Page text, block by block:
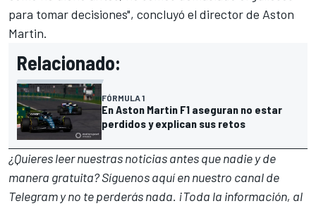
para tomar decisiones", concluyó el director de Aston
Martin.
Relacionado:
FÓRMULA 1
En Aston Martin F1 aseguran no estar
perdidos y explican sus retos
¿Quieres leer nuestras noticias antes que nadie y de
manera gratuita? Síguenosaquí en nuestro canal de
Telegramy no te perderás nada. ¡Toda la información, al